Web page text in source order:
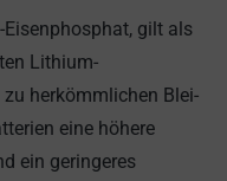
gilt als
Lithium-
herkömmlichen Blei-
eine höhere
ein geringeres